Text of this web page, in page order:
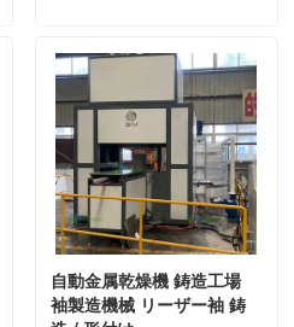
自動金属乾燥機 鋳造工場
袖製造機械 リーザー袖 鋳